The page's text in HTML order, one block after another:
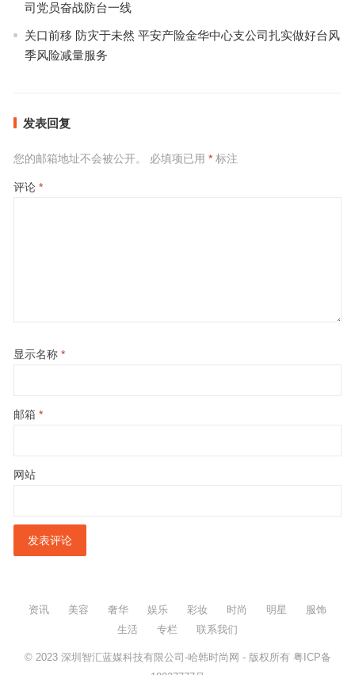
司党员奋战防台一线
关口前移 防灾于未然 平安产险金华中心支公司扎实做好台风
季风险减量服务
发表回复
您的邮箱地址不会被公开。 必填项已用 *标注
评论 *
显示名称 *
邮箱 *
网站
资讯 美容 奢华 娱乐 彩妆 时尚 明星
服饰
生活
专栏 联系我们
© 2023 深圳智汇蓝媒科技有限公司-哈韩时尚网 - 版权所有 粤ICP备